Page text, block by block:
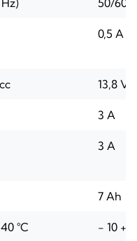
0,5 A
13,8
3 A
3 A
7 Ah
°C - 10 +